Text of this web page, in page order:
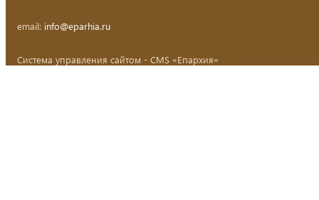
email: info@eparhia.ru
Система управления сайтом - CMS «Епархия»